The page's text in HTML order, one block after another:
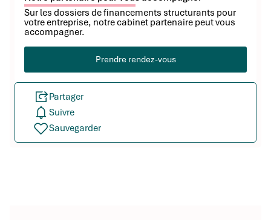
Sur les dossiers de financements structurants pour
votre entreprise, notre cabinet partenaire peut vous
accompagner.
Prendre rendez-vous
Partager
Suivre
Sauvegarder